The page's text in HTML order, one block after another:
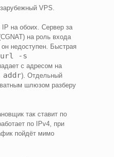
VPS.
на обоих. Сервер за
на роль входа
недоступен. Быстрая
-s
с адресом на
). Отдельный
шлюзом разберу
так ставит по
по IPv4, при
пойдёт мимо